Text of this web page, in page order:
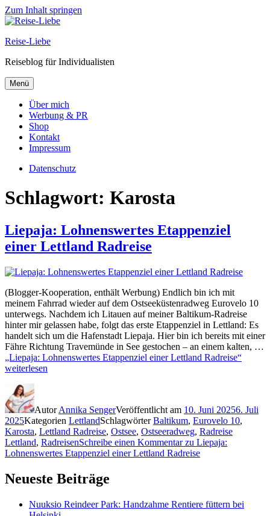
Zum Inhalt springen
Reise-Liebe
Reiseblog für Individualisten
Menü
Über mich
Werbung & PR
Shop
Kontakt
Impressum
Datenschutz
Schlagwort: Karosta
Liepaja: Lohnenswertes Etappenziel
einer Lettland Radreise
(Blogger-Kooperation, enthält Werbung) Endlich bin ich mit
meinem Fahrrad wieder auf dem Ostseeküstenradweg Eurovelo 10
unterwegs. Nachdem ich Litauen auf meiner Baltikum-Radreise
hinter mir gelassen habe, folgt das erste Etappenziel in Lettland: Es
handelt sich um die Hafenstadt Liepaja. Hier bin ich bereits mit einer
Fähre Richtung Travemünde in See gestochen – an einem kalten, …
„Liepaja: Lohnenswertes Etappenziel einer Lettland Radreise“
weiterlesen
AutorAnnika SengerVeröffentlicht am 10. Juni 20256. Juli
2025Kategorien LettlandSchlagwörterBaltikum, Eurovelo 10,
Karosta, Lettland Radreise, Ostsee, Ostseeradweg, Radreise
Lettland, RadreisenSchreibe einen Kommentarzu Liepaja:
Lohnenswertes Etappenziel einer Lettland Radreise
Neueste Beiträge
Nuuksio Reindeer Park: Handzahme Rentiere füttern bei